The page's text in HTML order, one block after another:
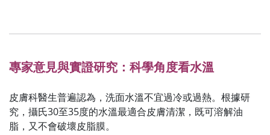
專家意見與實證研究：科學角度看水溫
皮膚科醫生普遍認為，洗面水溫不宜過冷或過熱。根據研
究，攝氏30至35度的水溫最適合皮膚清潔，既可溶解油
脂，又不會破壞皮脂膜。